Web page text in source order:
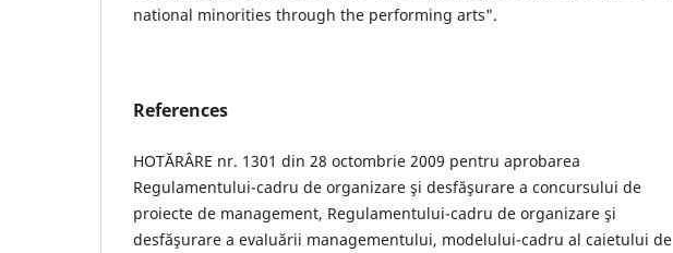
national minorities through the performing arts".
References
HOTĂRÂRE nr. 1301 din 28 octombrie 2009 pentru aprobarea
Regulamentului-cadru de organizare şi desfăşurare a concursului de
proiecte de management, Regulamentului-cadru de organizare şi
desfăşurare a evaluării managementului, modelului-cadru al caietului de